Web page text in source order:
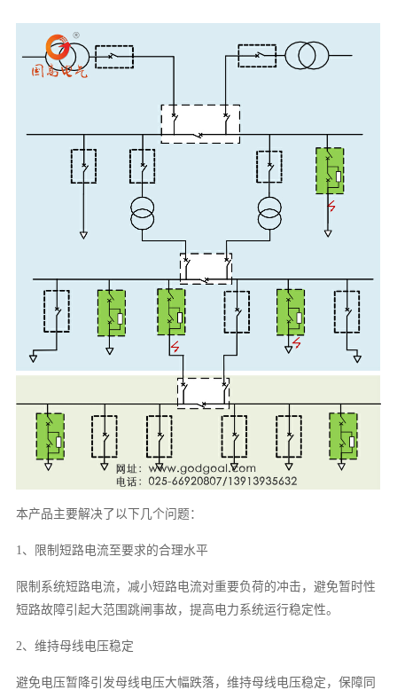
本产品主要解决了以下几个问题：
1、限制短路电流至要求的合理水平
限制系统短路电流，减小短路电流对重要负荷的冲击，避免暂时性
短路故障引起大范围跳闸事故，提高电力系统运行稳定性。
2、维持母线电压稳定
避免电压暂降引发母线电压大幅跌落，维持母线电压稳定，保障同